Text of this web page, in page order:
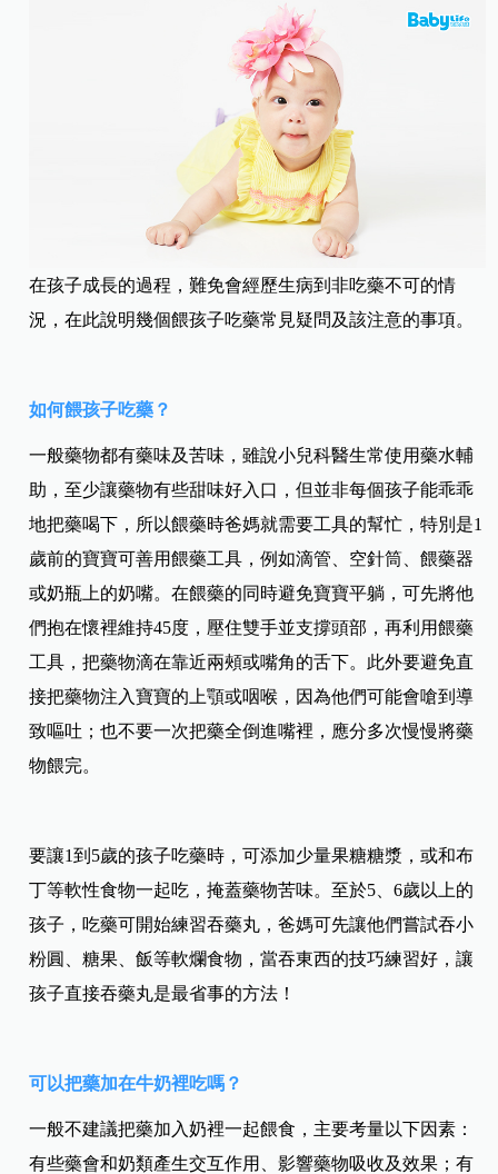
在孩子成長的過程，難免會經歷生病到非吃藥不可的情
況，在此說明幾個餵孩子吃藥常見疑問及該注意的事項。
如何餵孩子吃藥？
一般藥物都有藥味及苦味，雖說小兒科醫生常使用藥水輔
助，至少讓藥物有些甜味好入口，但並非每個孩子能乖乖
地把藥喝下，所以餵藥時爸媽就需要工具的幫忙，特別是1
歲前的寶寶可善用餵藥工具，例如滴管、空針筒、餵藥器
或奶瓶上的奶嘴。在餵藥的同時避免寶寶平躺，可先將他
們抱在懷裡維持45度，壓住雙手並支撐頭部，再利用餵藥
工具，把藥物滴在靠近兩頰或嘴角的舌下。此外要避免直
接把藥物注入寶寶的上顎或咽喉，因為他們可能會嗆到導
致嘔吐；也不要一次把藥全倒進嘴裡，應分多次慢慢將藥
物餵完。
要讓1到5歲的孩子吃藥時，可添加少量果糖糖漿，或和布
丁等軟性食物一起吃，掩蓋藥物苦味。至於5、6歲以上的
孩子，吃藥可開始練習吞藥丸，爸媽可先讓他們嘗試吞小
粉圓、糖果、飯等軟爛食物，當吞東西的技巧練習好，讓
孩子直接吞藥丸是最省事的方法！
可以把藥加在牛奶裡吃嗎？
一般不建議把藥加入奶裡一起餵食，主要考量以下因素：
有些藥會和奶類產生交互作用、影響藥物吸收及效果；有